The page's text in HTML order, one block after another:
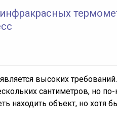
высоких
сантиметров, но
находить объект, но хотя